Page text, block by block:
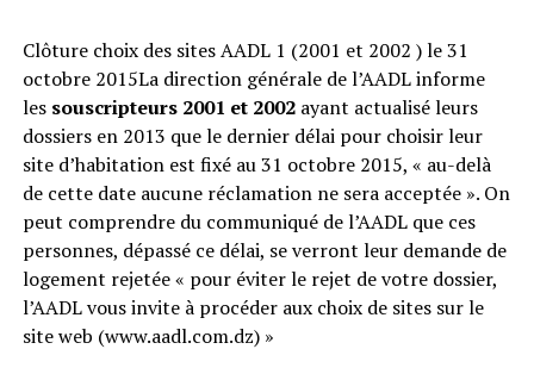
Clôture choix des sites AADL 1 (2001 et 2002 ) le 31
octobre 2015La direction générale de l’AADL informe
les souscripteurs 2001 et 2002ayant actualisé leurs
dossiers en 2013 que le dernier délai pour choisir leur
site d’habitation est fixé au 31 octobre 2015, « au-delà
de cette date aucune réclamation ne sera acceptée ». On
peut comprendre du communiqué de l’AADL que ces
personnes, dépassé ce délai, se verront leur demande de
logement rejetée « pour éviter le rejet de votre dossier,
l’AADL vous invite à procéder aux choix de sites sur le
site web (www.aadl.com.dz) »